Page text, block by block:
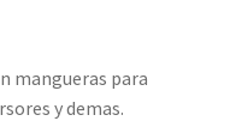
mangueras para
y demas.